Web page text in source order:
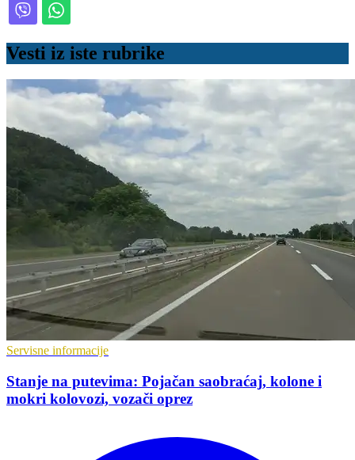
Vesti iz iste rubrike
Servisne informacije
Stanje na putevima: Pojačan saobraćaj, kolone i
mokri kolovozi, vozači oprez